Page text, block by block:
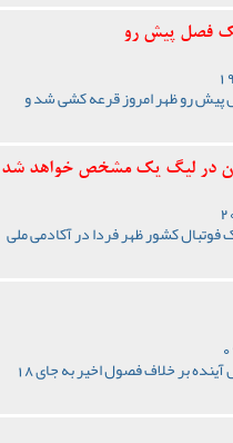
فصل پیش رو
پیش رو ظهر امروز قرعه کشی شد و
در لیگ یک مشخص خواهد شد
کشور ظهر فردا در آکادمی ملی
رقابت های لیگ یک فوتبال کشور در فصل آینده بر خلاف فصول اخیر به جای 18